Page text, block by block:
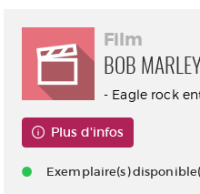
Film
BOB MARLEY
- Eagle rock
Plus d'infos
Exemplaire(s)